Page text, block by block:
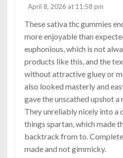
April 8, 2026 at 11:58 pm
Thesesativa thc gummies
more enjoyable than
euphonious, which is not
products like this, and the
without attractive gluey or
also looked masterly and
gave the unscathed upshot
They unreliably nicely into a
things spartan, which made
backtrack from to.
made and not gimmicky.